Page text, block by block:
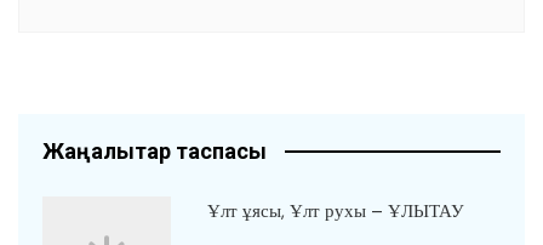
Жаңалықтар таспасы
Ұлт ұясы, Ұлт рухы – ҰЛЫТАУ